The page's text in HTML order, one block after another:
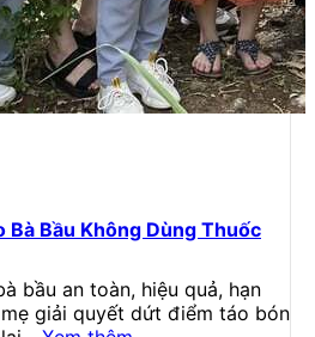
Bà Bầu Không Dùng Thuốc
bầu an toàn, hiệu quả, hạn
giải quyết dứt điểm táo bón